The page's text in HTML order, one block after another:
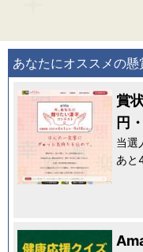
あなたにオススメの懸
賞
円
当選
あと